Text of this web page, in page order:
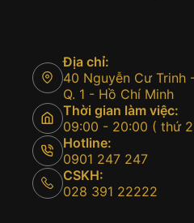
Địa chỉ:
40 Nguyễn Cư Trinh
Q. 1 - Hồ Chí Minh
Thời gian làm việc:
09:00 - 20:00 ( thứ
Hotline:
0901 247 247
CSKH:
028 391 22222